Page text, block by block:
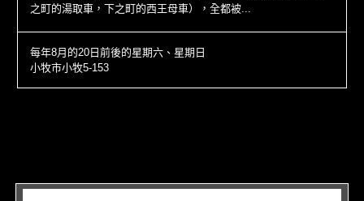
之町的湯取車，下之町的西王母車），全都被...
每年8月的20日前後的星期六、星期日
小牧市小牧5-153